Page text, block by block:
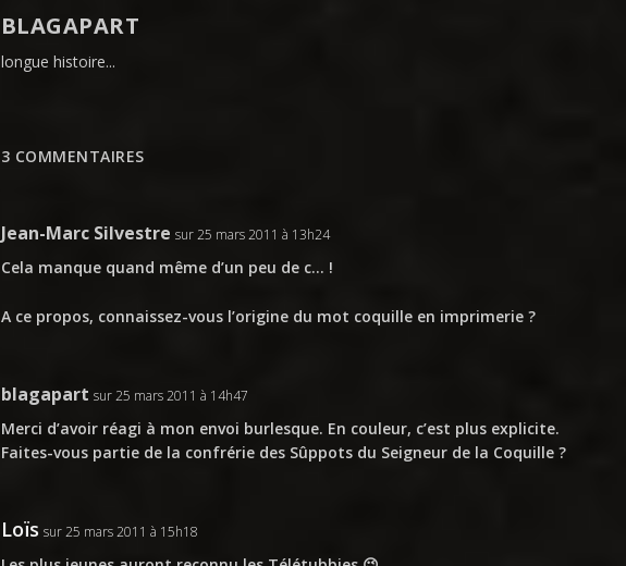
BLAGAPART
longue histoire...
3 COMMENTAIRES
Jean-Marc Silvestre sur 25 mars 2011 à 13h24
Cela manque quand même d’un peu de c… !
A ce propos, connaissez-vous l’origine du mot coquille en imprimerie ?
blagapart sur 25 mars 2011 à 14h47
Merci d’avoir réagi à mon envoi burlesque. En couleur, c’est plus explicite.
Faites-vous partie de la confrérie des Sûppots du Seigneur de la Coquille ?
Loïs sur 25 mars 2011 à 15h18